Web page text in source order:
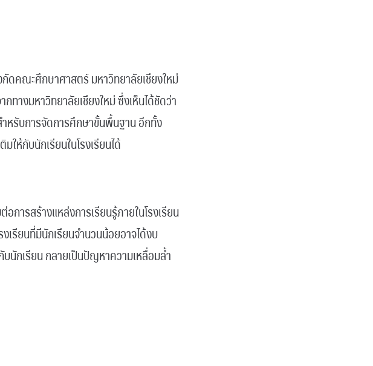
กัดคณะศึกษาศาสตร์ มหาวิทยาลัยเชียงใหม่
างมหาวิทยาลัยเชียงใหม่ ซึ่งเห็นได้ชัดว่า
ำหรับการจัดการศึกษาขั้นพื้นฐาน อีกทั้ง
ให้กับนักเรียนในโรงเรียนได้
การสร้างแหล่งการเรียนรู้ภายในโรงเรียน
เรียนที่มีนักเรียนจำนวนน้อยอาจได้งบ
นักเรียน กลายเป็นปัญหาความเหลื่อมล้ำ